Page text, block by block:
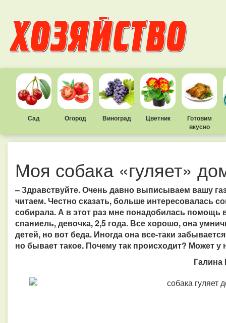
Сад Огород Виноград Цветник
Готовим
вкусно
Моя собака «гуляет»
– Здравствуйте. Очень давно выписываем вашу
читаем. Честно сказать, больше интересовалась
собирала. А в этот раз мне понадобилась помощь
спаниель, девочка, 2,5 года. Все хорошо, она
детей, но вот беда. Иногда она все-таки
но бывает такое. Почему так происходит? Может
Галина